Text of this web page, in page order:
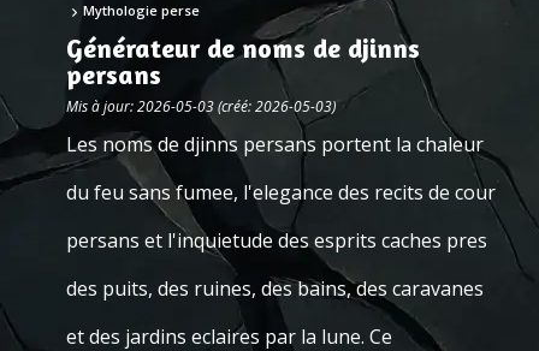
Mythologie perse
Générateur de noms de djinns
persans
Mis à jour: 2026-05-03 (créé: 2026-05-03)
Les noms de djinns persans portent la chaleur
du feu sans fumee, l'elegance des recits de cour
persans et l'inquietude des esprits caches pres
des puits, des ruines, des bains, des caravanes
et des jardins eclaires par la lune. Ce